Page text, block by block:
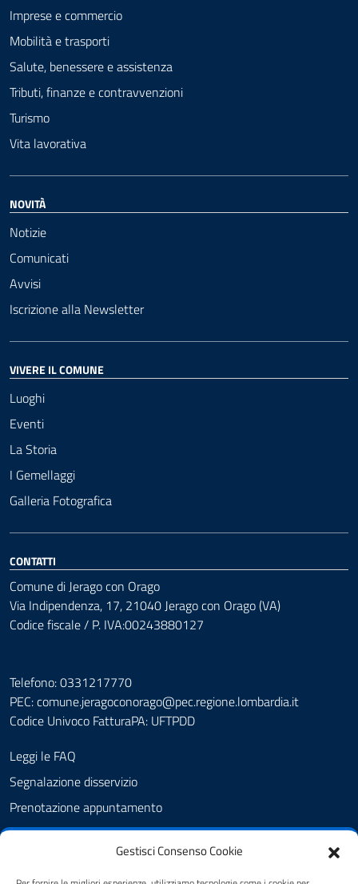
Gestisci Consenso Cookie
Imprese e commercio
Mobilità e trasporti
Salute, benessere e assistenza
Tributi, finanze e contravvenzioni
Turismo
Vita lavorativa
NOVITÀ
Notizie
Comunicati
Avvisi
Iscrizione alla Newsletter
VIVERE IL COMUNE
Luoghi
Eventi
La Storia
I Gemellaggi
Galleria Fotografica
CONTATTI
Comune di Jerago con Orago
Via Indipendenza, 17, 21040 Jerago con Orago (VA)
Codice fiscale / P. IVA:00243880127
Telefono: 0331217770
PEC:comune.jeragoconorago@pec.regione.lombardia.it
Codice Univoco FatturaPA: UFTPDD
Leggi le FAQ
Segnalazione disservizio
Prenotazione appuntamento
Richiesta assistenza